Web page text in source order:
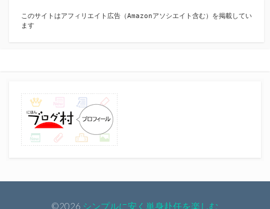
このサイトはアフィリエイト広告（Amazonアソシエイト含む）を掲載してい
ます
©2026 シンプルに安く単身赴任を楽しむ